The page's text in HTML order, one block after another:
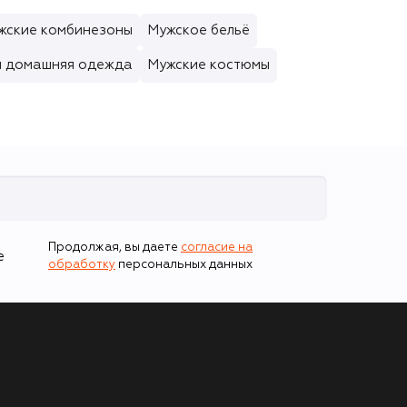
комбинезоны Мужское бельё
домашняя одежда Мужские костюмы
Продолжая, вы даете согласие на
обработку персональных данных